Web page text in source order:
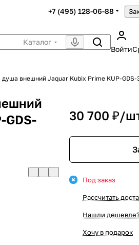
+7 (495) 128-06-88
Каталог
Войти
душа внешний Jaquar Kubix Prime KUP-GDS-
GDS-
30 700 ₽/
Под заказ
Рассчитать
Нашли дешевле?
Хочу в подарок